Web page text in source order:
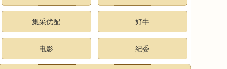
集采优配 好牛
电影 纪委